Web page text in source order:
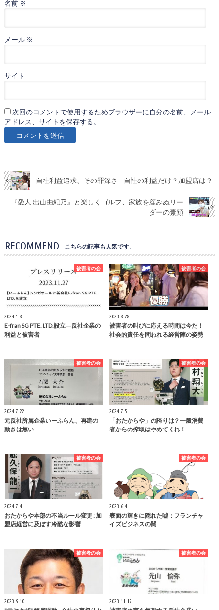
名前 ※
メール ※
サイト
次回のコメントで使用するためブラウザーに自分の名前、メール
アドレス、サイトを保存する。
自社利益追求、その罪深さ - 自社の利益だけ？加盟店は？
『愛人 出山由紀乃』と楽しくゴルフ、家族を顧みぬリー
ダーの素顔
RECOMMEND こちらの記事も人気です。
被害者の会
2024.1.8
E-fran SG PTE. LTD.設立―反社企業の
利益と被害者
被害者の会
2023.8.28
被害者の叫びに応える時間は今だ！
社会的責任を問われる経営陣の姿勢
被害者の会
2024.7.22
元反社所属企業いーふらん、再建の
動きは無い
被害者の会
2024.7.5
「おたからや」の誇りは？一般消費
者からの搾取はやめてくれ！
被害者の会
2024.7.4
おたからや本部の不当ルール変更 : 加
盟店経営に及ぼす冷酷な影響
被害者の会
2023.6.4
表面の輝きに隠れた嘘：フランチャ
イズビジネスの闇
被害者の会
2023.9.10
被害者の会
2023.11.17